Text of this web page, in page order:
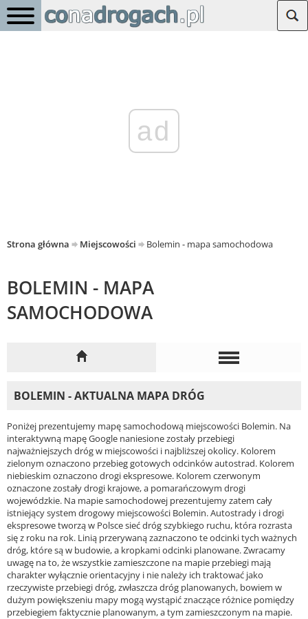
ad
Strona główna Miejscowości Bolemin - mapa samochodowa
BOLEMIN - MAPA
SAMOCHODOWA
BOLEMIN - AKTUALNA MAPA DRÓG
Poniżej prezentujemy mapę samochodową miejscowości Bolemin. Na
interaktywną mapę Google naniesione zostały przebiegi
najważniejszych dróg w miejscowości i najbliższej okolicy. Kolorem
zielonym oznaczono przebieg gotowych odcinków autostrad. Kolorem
niebieskim oznaczono drogi ekspresowe. Kolorem czerwonym
oznaczone zostały drogi krajowe, a pomarańczowym drogi
wojewódzkie. Na mapie samochodowej prezentujemy zatem cały
istniejący system drogowy miejscowości Bolemin. Autostrady i drogi
ekspresowe tworzą w Polsce sieć dróg szybkiego ruchu, która rozrasta
się z roku na rok. Linią przerywaną zaznaczono te odcinki tych ważnych
dróg, które są w budowie, a kropkami odcinki planowane. Zwracamy
uwagę na to, że wszystkie zamieszczone na mapie przebiegi mają
charakter wyłącznie orientacyjny i nie należy ich traktować jako
rzeczywiste przebiegi dróg, zwłaszcza dróg planowanych, bowiem w
dużym powiększeniu mapy mogą wystąpić znaczące różnice pomiędzy
przebiegiem faktycznie planowanym, a tym zamieszczonym na mapie.